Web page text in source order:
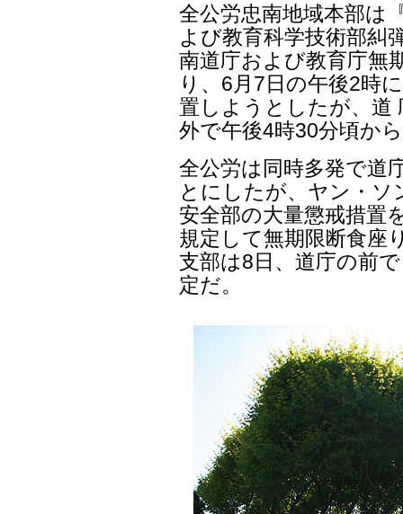
全公労忠南地域本部は
よび教育科学技術部糾
南道庁および教育庁無
り、6月7日の午後2時
置しようとしたが、道
外で午後4時30分頃か
全公労は同時多発で道
とにしたが、ヤン・ソ
安全部の大量懲戒措置
規定して無期限断食座
支部は8日、道庁の前
定だ。